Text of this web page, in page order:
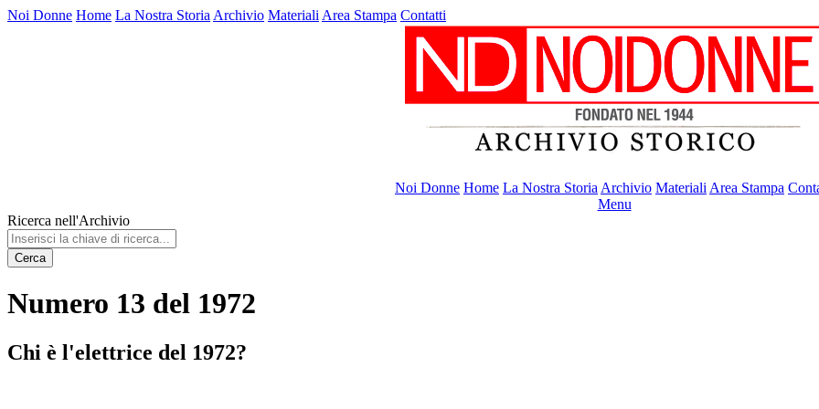
Noi Donne Home La Nostra Storia Archivio Materiali Area Stampa Contatti
Noi Donne Home La Nostra Storia Archivio Materiali Area Stampa
Menu
Ricerca nell'Archivio
Cerca
Numero 13 del 1972
Chi è l'elettrice del 1972?